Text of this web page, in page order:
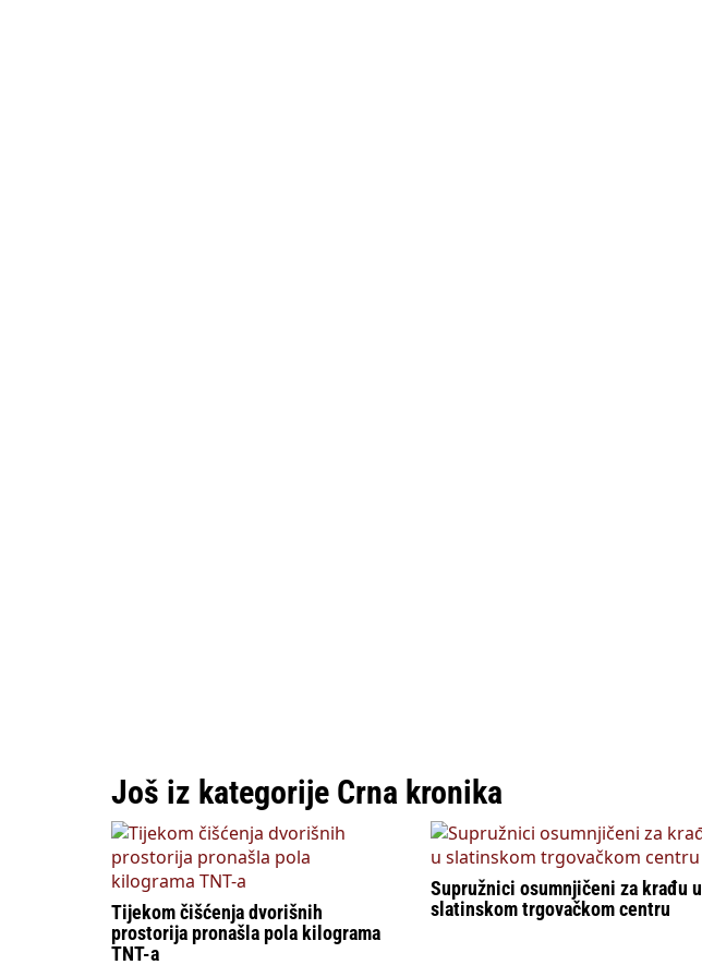
Još iz kategorije Crna kronika
Tijekom čišćenja dvorišnih
prostorija pronašla pola kilograma
TNT-a
Supružnici osumnjičeni za krađu u
slatinskom trgovačkom centru